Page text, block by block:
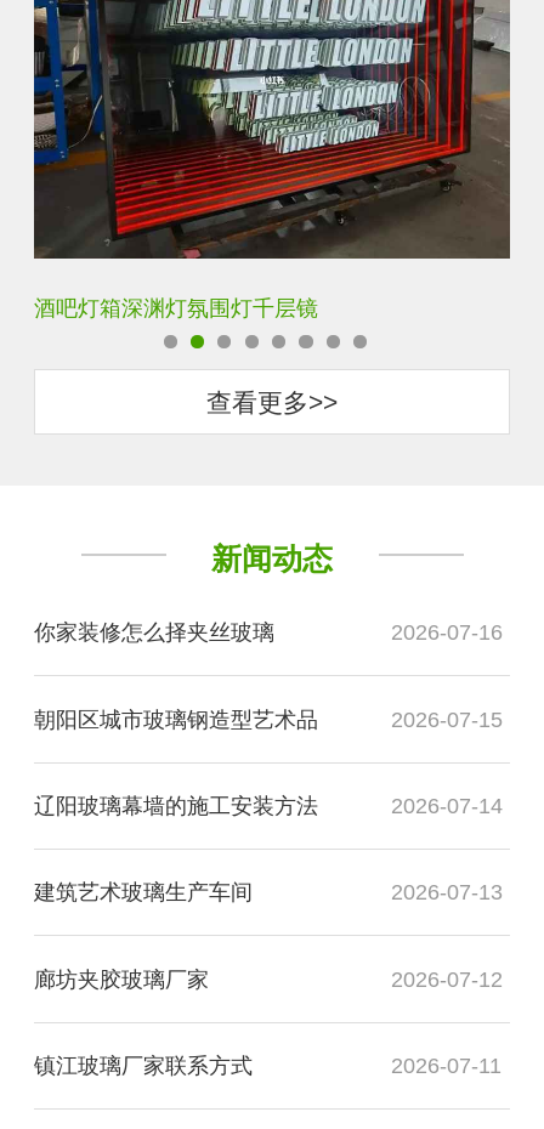
隧道霓虹灯深渊镜千层镜
查看更多>>
新闻动态
你家装修怎么择夹丝玻璃 2026-07-16
朝阳区城市玻璃钢造型艺术品 2026-07-15
辽阳玻璃幕墙的施工安装方法 2026-07-14
建筑艺术玻璃生产车间 2026-07-13
廊坊夹胶玻璃厂家 2026-07-12
镇江玻璃厂家联系方式 2026-07-11